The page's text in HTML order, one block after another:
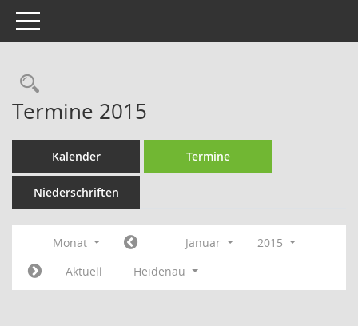
Toggle navigation
Rechercheauswahl
Termine 2015
Kalender Termine
Niederschriften
Monat Januar
2015
Aktuell
Heidenau